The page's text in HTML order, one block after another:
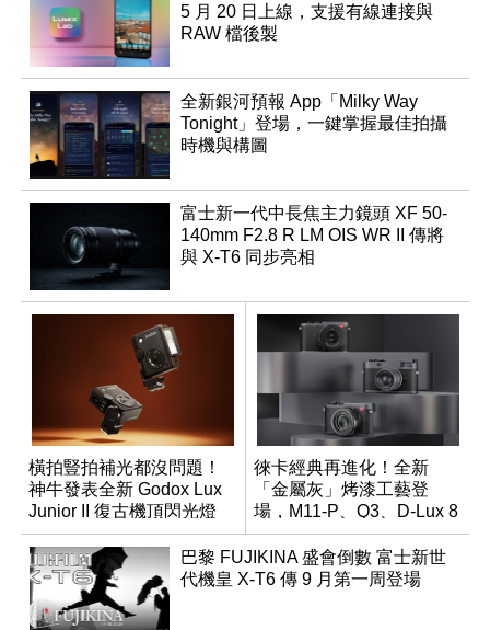
5 月 20 日上線，支援有線連接與
RAW 檔後製
全新銀河預報 App「Milky Way
Tonight」登場，一鍵掌握最佳拍攝
時機與構圖
富士新一代中長焦主力鏡頭 XF 50-
140mm F2.8 R LM OIS WR II 傳將
與 X-T6 同步亮相
橫拍豎拍補光都沒問題！
神牛發表全新 Godox Lux
Junior II 復古機頂閃光燈
徠卡經典再進化！全新
「金屬灰」烤漆工藝登
場，M11-P、Q3、D-Lux 8
領銜換裝
巴黎 FUJIKINA 盛會倒數 富士新世
代機皇 X-T6 傳 9 月第一周登場